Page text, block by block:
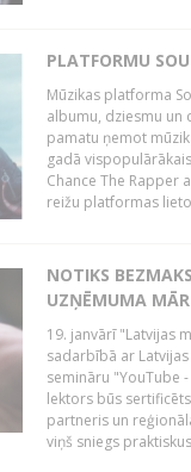
PLATFORMU
Mūzikas platforma
albumu, dziesmu un
pamatu ņemot
gadā
Chance The Rapper
reižu platformas
NOTIKS
UZŅĒMUMA
19. janvārī "Latvijas
sadarbībā ar
semināru "YouTube
lektors būs
partneris un
viņš sniegs